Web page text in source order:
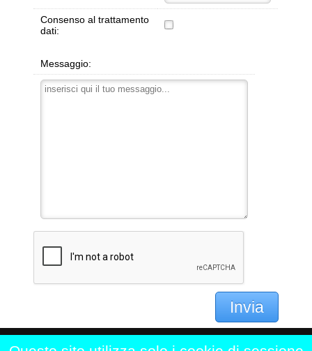
Consenso al trattamento
dati:
Messaggio:
Invia